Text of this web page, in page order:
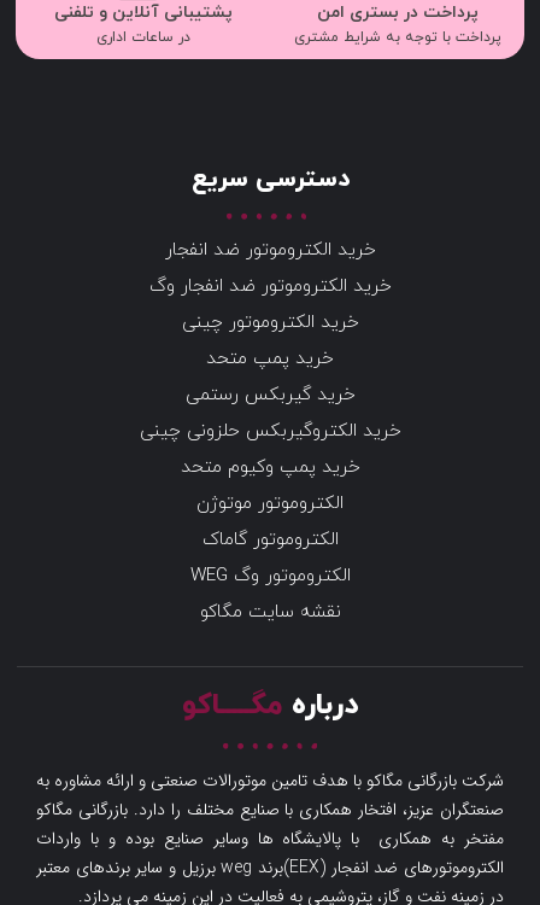
پرداخت در بستری امن
پرداخت با توجه به شرایط مشتری
پشتیبانی آنلاین و تلفنی
در ساعات اداری
دسترسی سریع
خرید الکتروموتور ضد انفجار
خرید الکتروموتور ضد انفجار وگ
خرید الکتروموتور چینی
خرید پمپ متحد
خرید گیربکس رستمی
خرید الکتروگیربکس حلزونی چینی
خرید پمپ وکیوم متحد
الکتروموتور موتوژن
الکتروموتور گاماک
الکتروموتور وگ WEG
نقشه سایت مگاکو
درباره مگـــــاکو
شرکت بازرگانی مگاکو با هدف تامین موتورالات صنعتی و ارائه مشاوره به
صنعتگران عزیز، افتخار همکاری با صنایع مختلف را دارد. بازرگانی مگاکو
مفتخر به همکاری با پالایشگاه ها وسایر صنایع بوده و با واردات
الکتروموتورهای ضد انفجار (EEX)برند weg برزیل و سایر برندهای معتبر
در زمینه نفت و گاز، پتروشیمی به فعالیت در این زمینه می پردازد.